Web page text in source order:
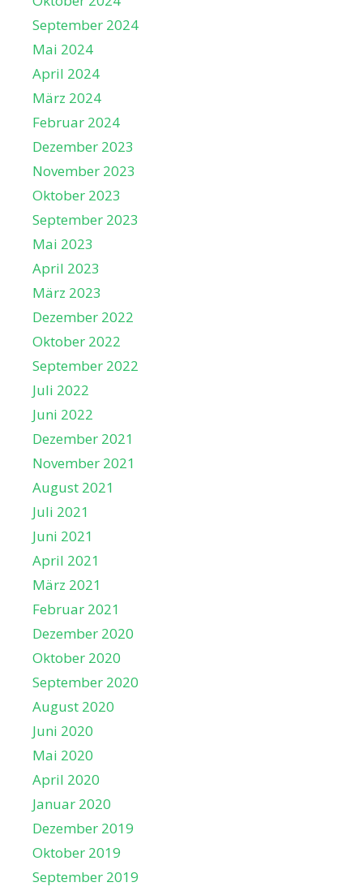
September 2024
Mai 2024
April 2024
März 2024
Februar 2024
Dezember 2023
November 2023
Oktober 2023
September 2023
Mai 2023
April 2023
März 2023
Dezember 2022
Oktober 2022
September 2022
Juli 2022
Juni 2022
Dezember 2021
November 2021
August 2021
Juli 2021
Juni 2021
April 2021
März 2021
Februar 2021
Dezember 2020
Oktober 2020
September 2020
August 2020
Juni 2020
Mai 2020
April 2020
Januar 2020
Dezember 2019
Oktober 2019
September 2019